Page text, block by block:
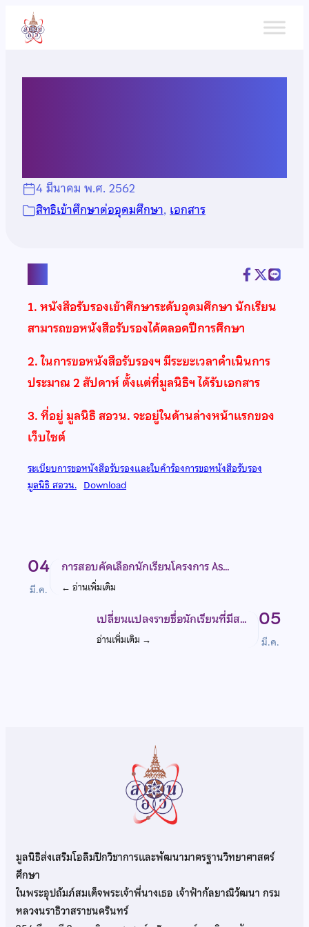
เนื้อหา
4 มีนาคม พ.ศ. 2562
สิทธิเข้าศึกษาต่ออุดมศึกษา, เอกสาร
1. หนังสือรับรองเข้าศึกษาระดับอุดมศึกษา นักเรียน
สามารถขอหนังสือรับรองได้ตลอดปีการศึกษา
2.ในการขอหนังสือรับรองฯ มีระยะเวลาดำเนินการ
ประมาณ 2 สัปดาห์ ตั้งแต่ที่มูลนิธิฯ ได้รับเอกสาร
3. ที่อยู่ มูลนิธิ สอวน. จะอยู่ในด้านล่างหน้าแรกของ
เว็บไซต์
ระเบียบการขอหนังสือรับรองและใบคำร้องการขอหนังสือรับรอง
มูลนิธิ สอวน. Download
04
มี.ค.
การสอบคัดเลือกนักเรียนโครงการ As…
← อ่านเพิ่มเติม
05
มี.ค.
เปลี่ยนแปลงรายชื่อนักเรียนที่มีส…
อ่านเพิ่มเติม →
มูลนิธิส่งเสริมโอลิมปิกวิชาการและพัฒนามาตรฐานวิทยาศาสตร์
ศึกษา
ในพระอุปถัมภ์สมเด็จพระเจ้าพี่นางเธอ เจ้าฟ้ากัลยาณิวัฒนา กรม
หลวงนราธิวาสราชนครินทร์